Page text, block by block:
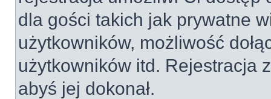
dla gości takich jak prywatne
użytkowników, możliwość
użytkowników itd. Rejestracja
abyś jej dokonał.